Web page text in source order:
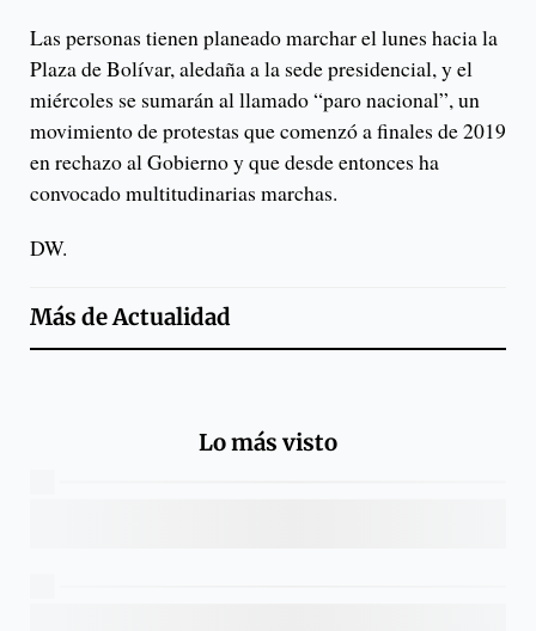
Las personas tienen planeado marchar el lunes hacia la
Plaza de Bolívar, aledaña a la sede presidencial, y el
miércoles se sumarán al llamado “paro nacional”, un
movimiento de protestas que comenzó a finales de 2019
en rechazo al Gobierno y que desde entonces ha
convocado multitudinarias marchas.
DW.
Más deActualidad
Lo más visto